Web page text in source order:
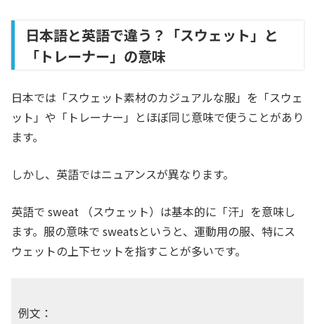
日本語と英語で違う？「スウェット」と
「トレーナー」の意味
日本では「スウェット素材のカジュアルな服」を「スウェ
ット」や「トレーナー」とほぼ同じ意味で使うことがあり
ます。
しかし、英語ではニュアンスが異なります。
英語で sweat （スウェット）は基本的に「汗」を意味し
ます。服の意味で sweatsというと、運動用の服、特にス
ウェットの上下セットを指すことが多いです。
例文：